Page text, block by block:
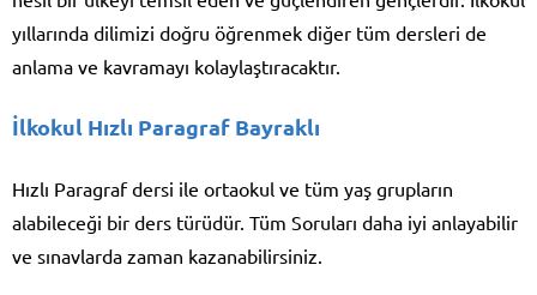
yıllarında dilimizi doğru öğrenmek diğer tüm dersleri de
anlama ve kavramayı kolaylaştıracaktır.
İlkokul Hızlı Paragraf Bayraklı
Hızlı Paragraf dersi ile ortaokul ve tüm yaş grupların
alabileceği bir ders türüdür. Tüm Soruları daha iyi anlayabilir
ve sınavlarda zaman kazanabilirsiniz.